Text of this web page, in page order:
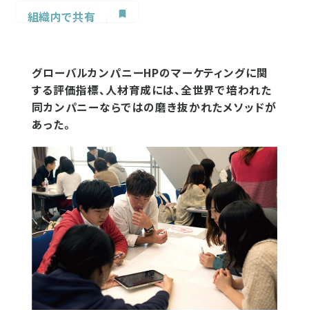
組織内で共有
グローバルカンパニーHPのマーケティングに関
する評価指標、人材育成には、全世界で培われた
同カンパニーならではの磨き抜かれたメソッドが
あった。